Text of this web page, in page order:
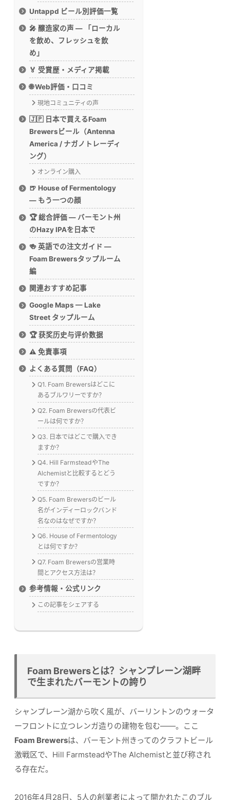
Untappd ビール別評価一覧
🎤 醸造家の声 — 「ローカル
を飲め、フレッシュを飲
め」
🏅 受賞歴・メディア掲載
🌐 Web評価・口コミ
現地コミュニティの声
🇯🇵 日本で買えるFoam
Brewersビール（Antenna
America / ナガノトレーディ
ング）
オンライン購入
🍺 House of Fermentology
— もう一つの顔
🏆 総合評価 — バーモント州
のHazy IPAを日本で
🍻 英語での注文ガイド —
Foam Brewersタップルーム
編
関連おすすめ記事
Google Maps — Lake
Street タップルーム
🏆 获奖历史与评价数据
⚠️ 免責事項
よくある質問（FAQ）
Q1. Foam Brewersはどこに
あるブルワリーですか？
Q2. Foam Brewersの代表ビ
ールは何ですか？
Q3. 日本ではどこで購入でき
ますか？
Q4. Hill FarmsteadやThe
Alchemistと比較するとどう
ですか？
Q5. Foam Brewersのビール
名がインディーロックバンド
名なのはなぜですか？
Q6. House of Fermentology
とは何ですか？
Q7. Foam Brewersの営業時
間とアクセス方法は？
参考情報・公式リンク
この記事をシェアする
Foam Brewersとは？シャンプレーン湖畔
で生まれたバーモントの誇り
シャンプレーン湖から吹く風が、バーリントンのウォータ
ーフロントに立つレンガ造りの建物を包む——。ここ
Foam Brewersは、バーモント州きってのクラフトビール
激戦区で、Hill FarmsteadやThe Alchemistと並び称され
る存在だ。
2016年4月28日、5人の創業者によって開かれたこのブル